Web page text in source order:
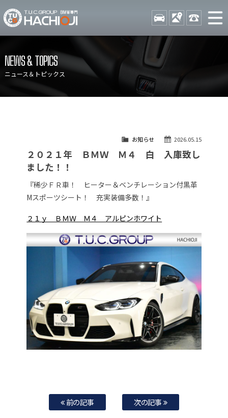
TUCグループ BMW専門 八
STOCK ACCESS 042-
在庫リスト
目玉車両一覧
店舗紹介
保証＆サービス
アクセスマップ
自動車保険
TUCとは？
納車blog
スタッフblog
会社概要
NEWS & TOPICS
ニュース＆トピックス
2026.05.15
お知らせ
２０２１年 ＢＭＷ Ｍ４ 白 入庫致し
ました！！
『稀少ＦＲ車！ ヒーター＆ベンチレーション付黒革
Mスポーツシート！ 充実装備多数！』
２１ｙ ＢＭＷ Ｍ４ アルピンホワイト
前の記事 次の記事